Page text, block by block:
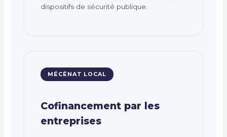
dispositifs de sécurité publique.
MÉCÉNAT LOCAL
Cofinancement par les
entreprises